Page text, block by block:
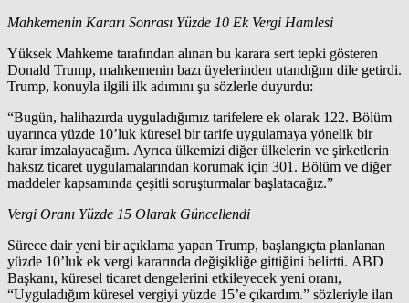
Mahkemenin Kararı Sonrası Yüzde 10 Ek Vergi Hamlesi
Yüksek Mahkeme tarafından alınan bu karara sert tepki gösteren
Donald Trump, mahkemenin bazı üyelerinden utandığını dile getirdi.
Trump, konuyla ilgili ilk adımını şu sözlerle duyurdu:
“Bugün, halihazırda uyguladığımız tarifelere ek olarak 122. Bölüm
uyarınca yüzde 10’luk küresel bir tarife uygulamaya yönelik bir
karar imzalayacağım. Ayrıca ülkemizi diğer ülkelerin ve şirketlerin
haksız ticaret uygulamalarından korumak için 301. Bölüm ve diğer
maddeler kapsamında çeşitli soruşturmalar başlatacağız.”
Vergi Oranı Yüzde 15 Olarak Güncellendi
Sürece dair yeni bir açıklama yapan Trump, başlangıçta planlanan
yüzde 10’luk ek vergi kararında değişikliğe gittiğini belirtti. ABD
Başkanı, küresel ticaret dengelerini etkileyecek yeni oranı,
“Uyguladığım küresel vergiyi yüzde 15’e çıkardım.” sözleriyle ilan